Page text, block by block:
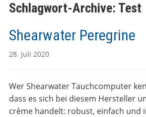
Schlagwort-Archive: Test
Shearwater Peregrine
28. Juli 2020
Wer Shearwater Tauchcomputer
dass es sich bei diesem Hersteller
crème handelt: robust, einfach und